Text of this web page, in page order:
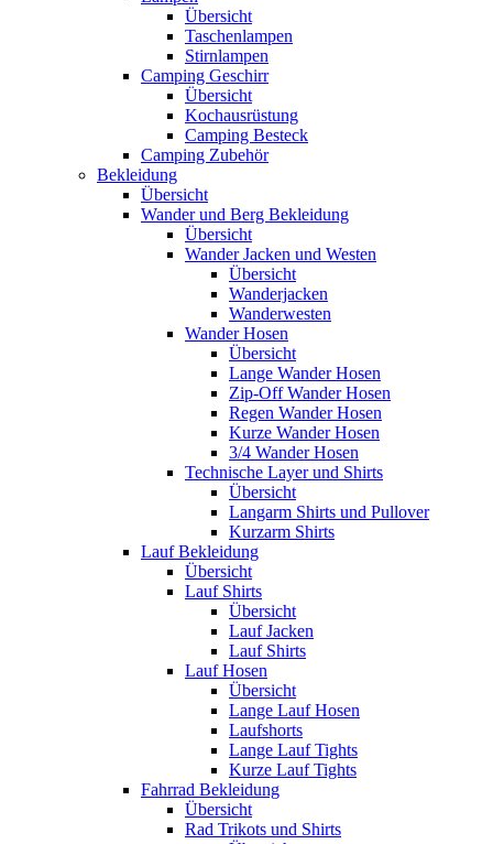
Übersicht
Taschenlampen
Stirnlampen
Camping Geschirr
Übersicht
Kochausrüstung
Camping Besteck
Camping Zubehör
Bekleidung
Übersicht
Wander und Berg Bekleidung
Übersicht
Wander Jacken und Westen
Übersicht
Wanderjacken
Wanderwesten
Wander Hosen
Übersicht
Lange Wander Hosen
Zip-Off Wander Hosen
Regen Wander Hosen
Kurze Wander Hosen
3/4 Wander Hosen
Technische Layer und Shirts
Übersicht
Langarm Shirts und Pullover
Kurzarm Shirts
Lauf Bekleidung
Übersicht
Lauf Shirts
Übersicht
Lauf Jacken
Lauf Shirts
Lauf Hosen
Übersicht
Lange Lauf Hosen
Laufshorts
Lange Lauf Tights
Kurze Lauf Tights
Fahrrad Bekleidung
Übersicht
Rad Trikots und Shirts